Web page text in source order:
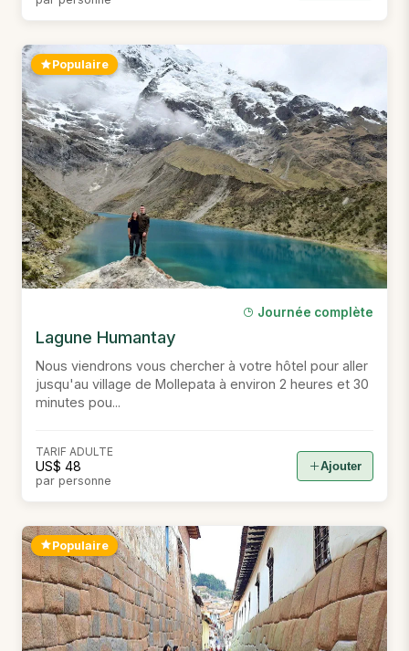
Populaire
Journée complète
Lagune Humantay
Nous viendrons vous chercher à votre hôtel pour aller
jusqu'au village de Mollepata à environ 2 heures et 30
minutes pou...
TARIF ADULTE
US$ 48
par personne
Ajouter
Populaire